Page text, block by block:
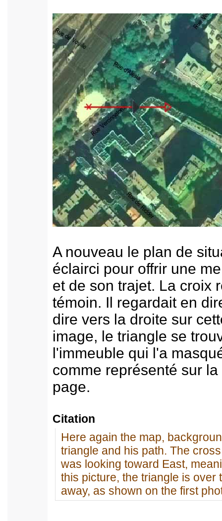
A nouveau le plan de
éclairci pour offrir une
et de son trajet. La croix
témoin. Il regardait en
dire vers la droite sur
image, le triangle se
l'immeuble qui l'a
comme représenté sur
page.
Citation
Here again the map,
triangle and his path. The
was looking toward East,
this picture, the triangle is over
away, as shown on the first